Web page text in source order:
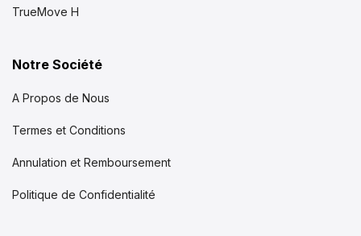
TrueMove H
Notre Société
A Propos de Nous
Termes et Conditions
Annulation et Remboursement
Politique de Confidentialité